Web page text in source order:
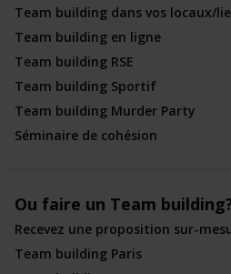
Team building dans vos locaux/
Team building en ligne
Team building RSE
Team building Sportif
Team building Murder Party
Séminaire de cohésion
Ou faire un Team
Recevez une proposition sur-
Team building Paris